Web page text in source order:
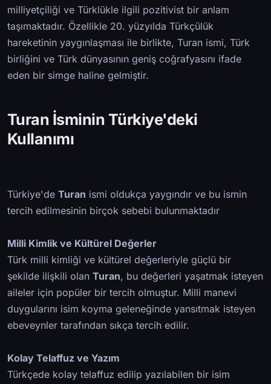
milliyetçiliği ve Türklükle ilgili pozitivist bir anlam
taşımaktadır. Özellikle 20. yüzyılda Türkçülük
hareketinin yaygınlaşması ile birlikte, Turan ismi, Türk
birliğini ve Türk dünyasının geniş coğrafyasını ifade
eden bir simge haline gelmiştir.
Turan İsminin Türkiye'deki
Kullanımı
Türkiye'de Turan ismi oldukça yaygındır ve bu ismin
tercih edilmesinin birçok sebebi bulunmaktadır
Milli Kimlik ve Kültürel Değerler
Türk milli kimliği ve kültürel değerleriyle güçlü bir
şekilde ilişkili olan Turan, bu değerleri yaşatmak isteyen
aileler için popüler bir tercih olmuştur. Milli manevi
duygularını isim koyma geleneğinde yansıtmak isteyen
ebeveynler tarafından sıkça tercih edilir.
Kolay Telaffuz ve Yazım
Türkçede kolay telaffuz edilip yazılabilen bir isim